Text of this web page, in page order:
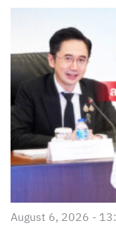
August 6, 2026 -